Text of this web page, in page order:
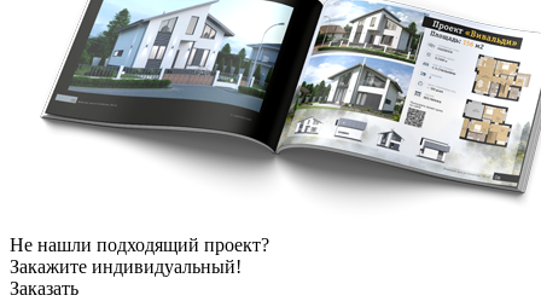
Не нашли подходящий проект?
Закажите индивидуальный!
Заказать